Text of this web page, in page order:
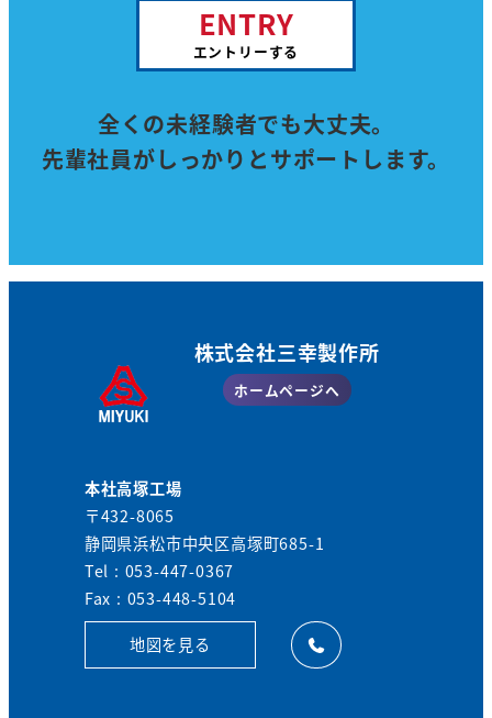
ENTRY
エントリーする
全くの未経験者でも大丈夫。
先輩社員がしっかりとサポートします。
株式会社三幸製作所
ホームページへ
本社高塚工場
〒432-8065
静岡県浜松市中央区高塚町685-1
Tel : 053-447-0367
Fax : 053-448-5104
地図を見る